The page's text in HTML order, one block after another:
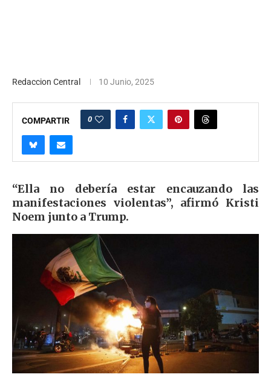
Redaccion Central 10 Junio, 2025
COMPARTIR 0
“Ella no debería estar encauzando las
manifestaciones violentas”, afirmó Kristi
Noem junto a Trump.